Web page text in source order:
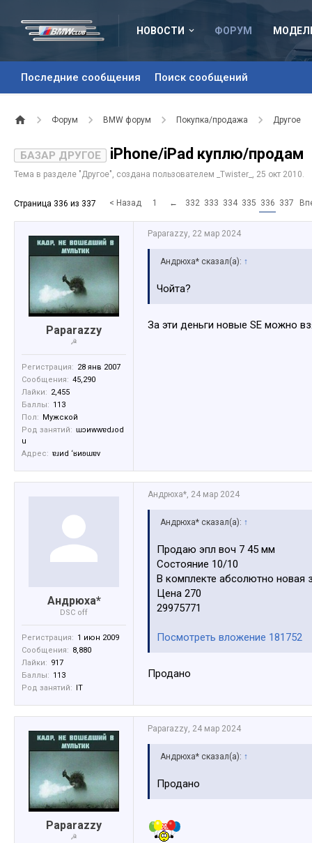
НОВОСТИ ФОРУМ
Последние сообщения Поиск сообщений
Форум BMW форум Покупка/продажа Другое
БАЗАР ДРУГОЕ iPhone/iPad куплю/продам
Тема в разделе "Другое", создана пользователем _Twister_ , 25 окт 2010.
Страница 336 из 337 < Назад 1 ← 332 333 334 335 336 337
Paparazzy
☭
Регистрация: 28 янв 2007
Сообщения: 45,290
Лайки: 2,455
Баллы: 113
Пол:
Мужской
Род занятий: ɯɔиwwɐdɹоd
u
Адрес: ɐɹиd ‘ʁиʚɯɐv
Paparazzy, 22 мар 2024
Андрюха* сказал(а): ↑
Чойта?
За эти деньги новые SE можно
Андрюха*
DSC off
Регистрация: 1 июн 2009
Сообщения: 8,880
Лайки: 917
Баллы: 113
Род занятий:
IT
Андрюха*, 24 мар 2024
Андрюха* сказал(а): ↑
Продаю эпл воч 7 45 мм
Состояние 10/10
В комплекте абсолютно новая
Цена 270
29975771
Посмотреть вложение 181752
Продано
Paparazzy
☭
Paparazzy, 24 мар 2024
Андрюха* сказал(а): ↑
Продано